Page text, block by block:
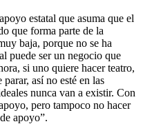
estatal que asuma que el
que forma parte de la
baja, porque no se ha
puede ser un negocio que
si uno quiere hacer teatro,
así no esté en las
nunca van a existir. Con
pero tampoco no hacer
apoyo”.